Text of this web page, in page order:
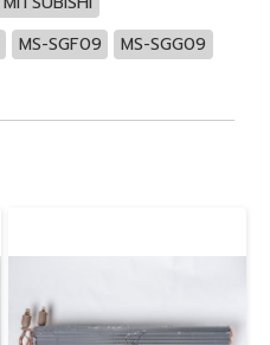
MS-SGF09 MS-SGG09